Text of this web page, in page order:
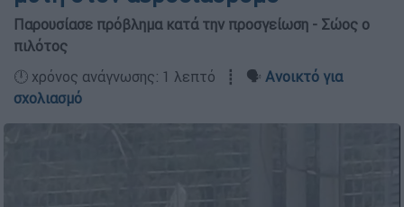
Παρουσίασε πρόβλημα κατά την προσγείωση - Σώος ο
πιλότος
🕛 χρόνος ανάγνωσης: 1 λεπτό ┋ 🗣️ Ανοικτό για
σχολιασμό